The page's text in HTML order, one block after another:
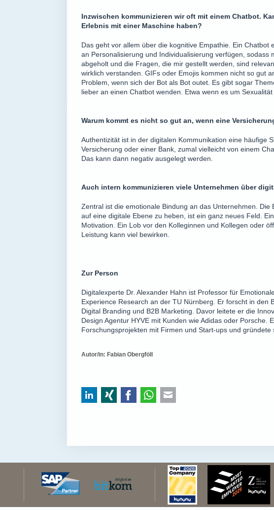
Inzwischen kommunizieren wir oft mit einem Chatbot.
Erlebnis mit einer Maschine haben?
Das geht vor allem über die kognitive Empathie. Ein Chatbot
an Personalisierung und Individualisierung verfügen, sodass
abgeholt und die Fragen, die mir gestellt werden, sind
wirklich verstanden. GIFs oder Emojis kommen nicht so gut
Problem, wenn sich der Bot als Bot outet. Es gibt sogar
lieber an einen Chatbot wenden. Etwa wenn es um Sexualität
Warum kommt es nicht so gut an, wenn eine
Authentizität ist in der digitalen Kommunikation eine häufige
Versicherung oder einer Bank, zumal vielleicht von einem
Das kann dann negativ ausgelegt werden.
Auch intern kommunizieren viele Unternehmen über
Zentral ist die emotionale Bindung an das Unternehmen. Die
auf eine digitale Ebene zu heben, ist ein ganz neues Feld.
Motivation. Ein Lob vor den Kolleginnen und Kollegen oder
Leistung kann viel bewirken.
Zur Person
Digitalexperte Dr. Alexander Hahn ist Professor für
Experience Research an der TU Nürnberg. Er forscht in den
Digital Branding und B2B Marketing. Davor leitete er die
Design Agentur HYVE mit Kunden wie Adidas oder Porsche.
Forschungsprojekten mit Firmen und Start-ups und gründete
Autor/in: Fabian Obergföll
LinkedInXing FacebookWhatsApp